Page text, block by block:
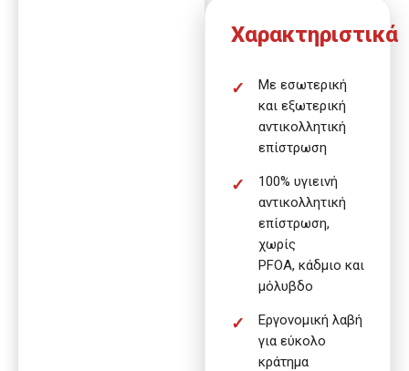
Χαρακτηριστικά
Με εσωτερική
και εξωτερική
αντικολλητική
επίστρωση
100% υγιεινή
αντικολλητική
επίστρωση,
χωρίς
PFOA, κάδμιο και
μόλυβδο
Εργονομική λαβή
για εύκολο
κράτημα